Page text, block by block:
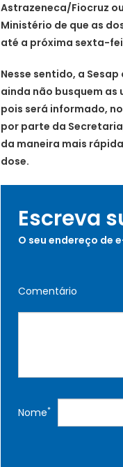
Astrazeneca/Fiocruz
Ministério de que as
até a próxima sexta-
Nesse sentido, a
ainda não busquem as
pois será informado,
por parte da
da maneira mais
dose.
Escreva
O seu endereço de
Comentário
Nome*